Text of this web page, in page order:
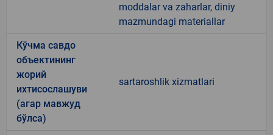
moddalar va zaharlar, diniy
mazmundagi materiallar
Кўчма савдо
объектининг
жорий
ихтисослашуви
(агар мавжуд
бўлса)
sartaroshlik xizmatlari